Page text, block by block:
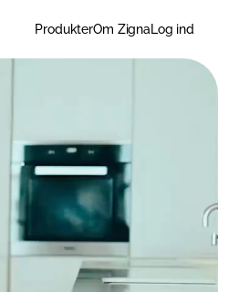
ProdukterOm Zigna Log ind